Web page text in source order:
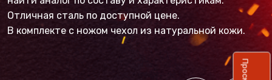
Отличная сталь по доступной цене.
В комплекте с ножом чехол из натуральной кожи.